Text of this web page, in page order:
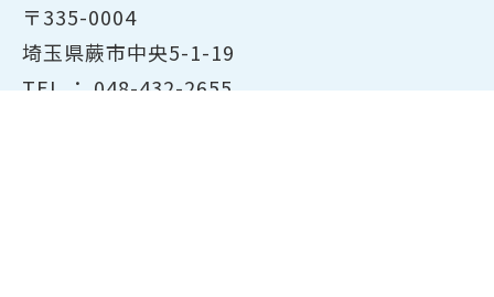
〒335-0004
埼玉県蕨市中央5-1-19
TEL ： 048-432-2655